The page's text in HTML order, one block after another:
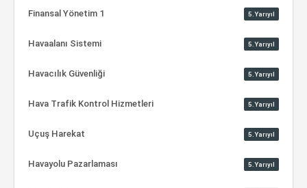
Finansal Yönetim 1 5.Yarıyıl
Havaalanı Sistemi 5.Yarıyıl
Havacılık Güvenliği 5.Yarıyıl
Hava Trafik Kontrol Hizmetleri 5.Yarıyıl
Uçuş Harekat 5.Yarıyıl
Havayolu Pazarlaması 5.Yarıyıl